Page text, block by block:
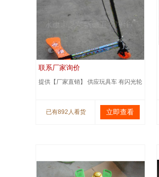
联系厂家询价
提供【厂家直销】 供应玩具车 有闪光轮
已有892人看货 立即查看